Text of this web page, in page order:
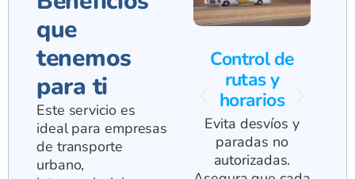
que
tenemos
para ti
Este servicio es
ideal para empresas
de transporte
urbano,
Monitoreo en
tiempo real
Ubica tus buses
al instante y
visualiza su
recorrido
Control de
rutas y
horarios
Evita desvíos y
paradas no
autorizadas.